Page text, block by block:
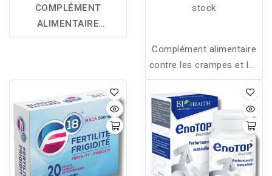
COMPLÉMENT
ALIMENTAIRE
DÉFENSES
de vitamine C, vitamine
D3, zinc bisglycinate et
sélénium qui aide à
renforcer les défenses
naturelles, soutenir le
système immunitaire,
stock
Complément alimentaire
contre les crampes et les
douleurs musculaires